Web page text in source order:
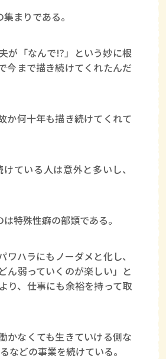
まりである。
が「なんで!?」という妙に根
今まで描き続けてくれたんだ
か何十年も描き続けてくれて
ている人は意外と多いし、
特殊性癖の部類である。
ハラにもノーダメと化し、
ん弱っていくのが楽しい」と
り、仕事にも余裕を持って取
かなくても生きていける側な
などの事業を続けている。